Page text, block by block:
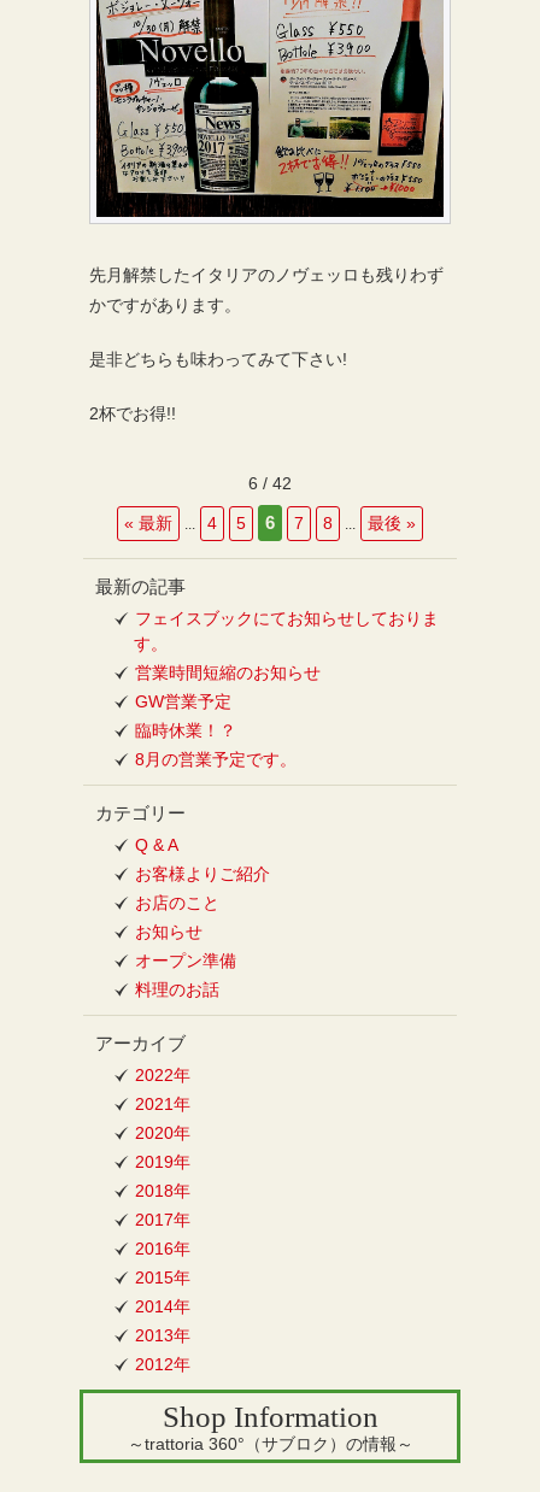
先月解禁したイタリアのノヴェッロも残りわず
かですがあります。
是非どちらも味わってみて下さい!
2杯でお得!!
6 / 42
« 最新 ... 4 5 6 7 8 ... 最後 »
最新の記事
フェイスブックにてお知らせしておりま
す。
営業時間短縮のお知らせ
GW営業予定
臨時休業！？
8月の営業予定です。
カテゴリー
Q & A
お客様よりご紹介
お店のこと
お知らせ
オープン準備
料理のお話
アーカイブ
2022年
2021年
2020年
2019年
2018年
2017年
2016年
2015年
2014年
2013年
2012年
Shop Information
～trattoria 360°（サブロク）の情報～